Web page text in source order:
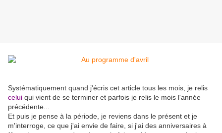
Systématiquement quand j'écris cet article tous les mois, je relis
celui qui vient de se terminer et parfois je relis le mois l'année
précédente...
Et puis je pense à la période, je reviens dans le présent et je
m'interroge, ce que j'ai envie de faire, si j'ai des anniversaires à